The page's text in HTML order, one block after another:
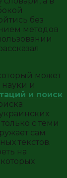
без
методов
может
и
и поиск
с теми
сам
текстов.
на